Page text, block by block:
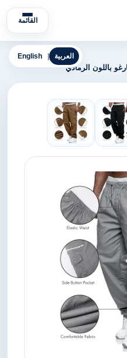
القائمة
English العربية
باللون الرمادي